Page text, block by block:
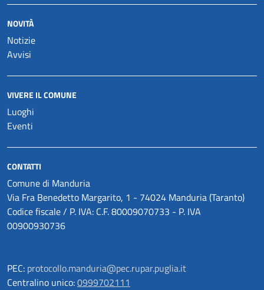
NOVITÀ
Notizie
Avvisi
VIVERE IL COMUNE
Luoghi
Eventi
CONTATTI
Comune di Manduria
Via Fra Benedetto Margarito, 1 - 74024 Manduria (Taranto)
Codice fiscale / P. IVA: C.F. 80009070733 - P. IVA
00900930736
PEC: protocollo.manduria@pec.rupar.puglia.it
Centralino unico:0999702111